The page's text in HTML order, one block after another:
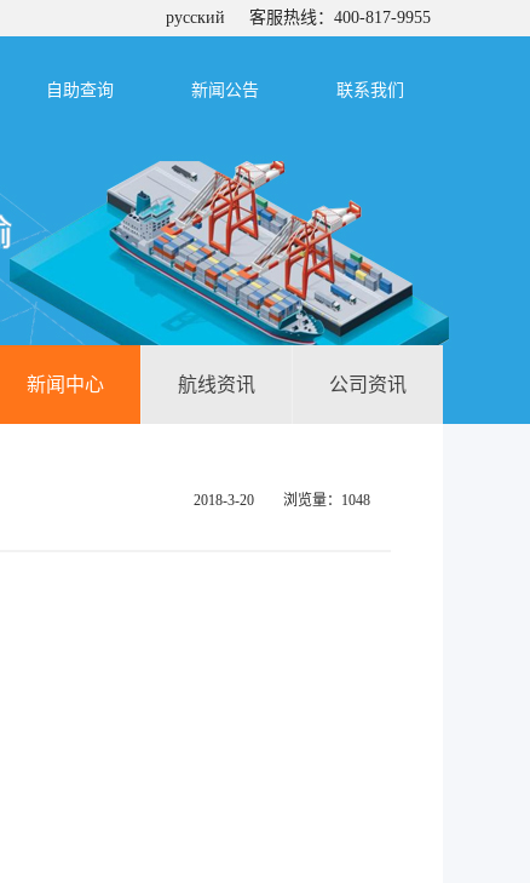
русский 客服热线：400-817-9955
自助查询 新闻公告 联系我们
新闻中心 航线资讯 公司资讯
2018-3-20 浏览量：1048